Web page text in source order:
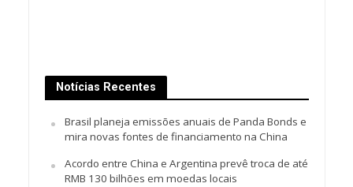
Notícias Recentes
Brasil planeja emissões anuais de Panda Bonds e
mira novas fontes de financiamento na China
Acordo entre China e Argentina prevê troca de até
RMB 130 bilhões em moedas locais